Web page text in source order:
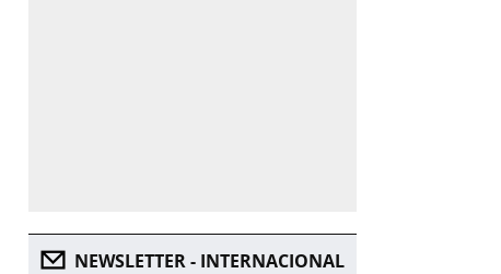
NEWSLETTER - INTERNACIONAL